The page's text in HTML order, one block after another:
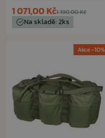
1 190,00 Kč
1 071,00 Kč
Na skladě: 2ks
Akce -10%